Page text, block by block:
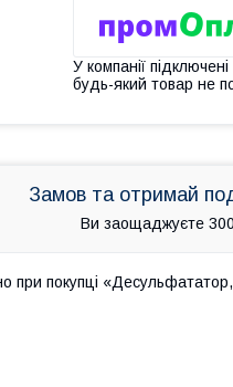
У компанії
будь-який товар не
Замов та отримай
Ви заощаджуєте
при покупці